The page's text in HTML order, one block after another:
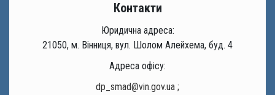
Контакти
Юридична адреса:
21050, м. Вінниця, вул. Шолом Алейхема, буд. 4
Адреса офісу:
dp_smad@vin.gov.ua ;